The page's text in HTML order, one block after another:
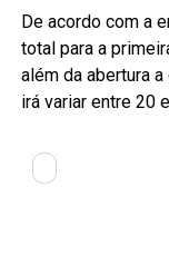
De acordo com a
total para a
além da abertura
irá variar entre 20